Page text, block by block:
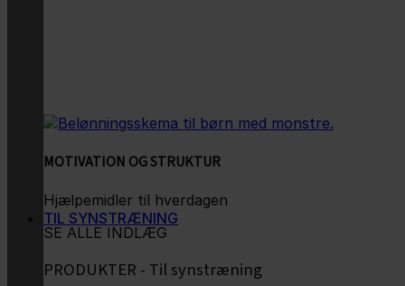
MOTIVATION OG STRUKTUR
Hjælpemidler til hverdagen
SE ALLE INDLÆG
TIL SYNSTRÆNING
PRODUKTER - Til synstræning